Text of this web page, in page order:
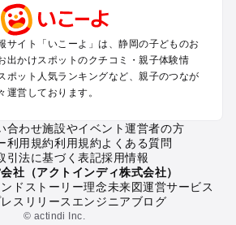
真鶴のプールお出かけ
のプールお出かけ
かけ
かけ
ールお出かけ
のプールお出かけ
スポット
サイト「いこーよ」は、静岡の子どものお
出かけスポットのクチコミ・親子体験情
ポット人気ランキングなど、親子のつなが
運営しております。
合わせ施設やイベント運営者の方
利用規約利用規約よくある質問
引法に基づく表記採用情報
社（アクトインディ株式会社）
ドストーリー理念未来図運営サービス
スリリース エンジニアブログ
© actindi Inc.